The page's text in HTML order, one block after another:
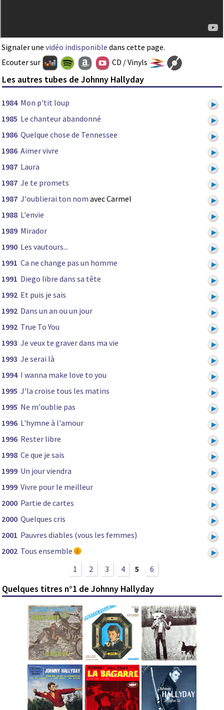
Signaler une vidéo indisponible dans cette page.
Ecouter sur
CD / Vinyls
Les autres tubes de Johnny Hallyday
1984 Mon p'tit loup
1985 Le chanteur abandonné
1986 Quelque chose de Tennessee
1986 Aimer vivre
1987 Laura
1987 Je te promets
1987 J'oublierai ton nom avec Carmel
1988 L'envie
1989 Mirador
1990 Les vautours...
1991 Ca ne change pas un homme
1991 Diego libre dans sa tête
1992 Et puis je sais
1992 Dans un an ou un jour
1992 True To You
1993 Je veux te graver dans ma vie
1993 Je serai là
1994 I wanna make love to you
1995 J'la croise tous les matins
1995 Ne m'oublie pas
1996 L'hymne à l'amour
1996 Rester libre
1998 Ce que je sais
1999 Un jour viendra
1999 Vivre pour le meilleur
2000 Partie de cartes
2000 Quelques cris
2001 Pauvres diables (vous les femmes)
2002 Tous ensemble
1
2 3 4 5 6
Quelques titres n°1 de Johnny Hallyday